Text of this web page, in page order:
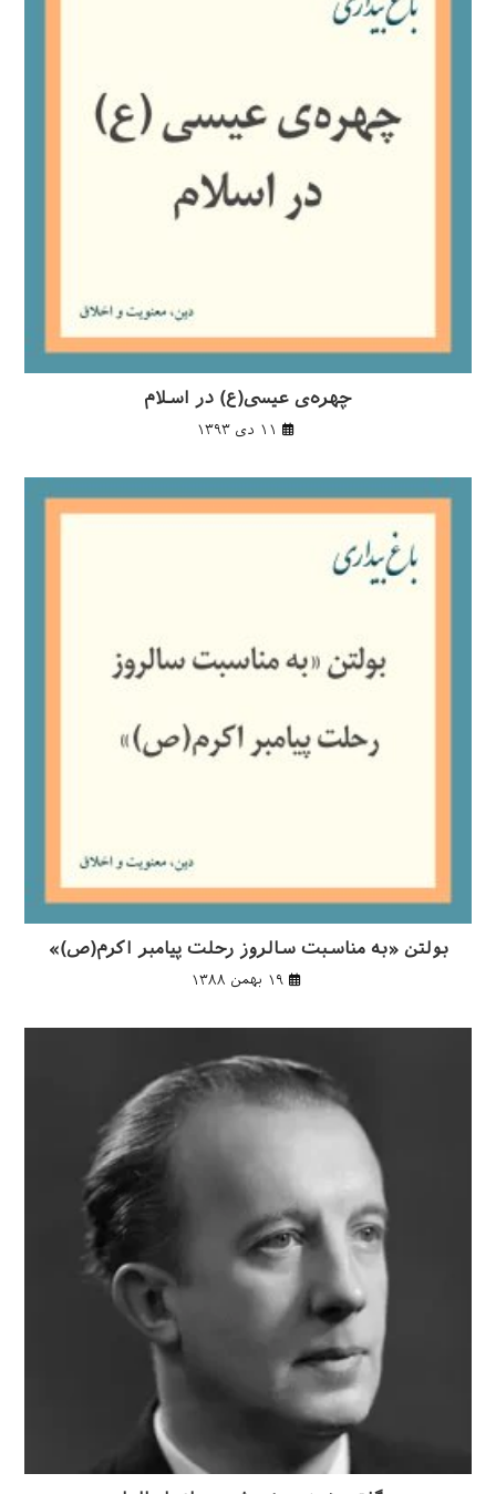
چهره‌ی عیسی(ع) در اسلام
۱۱ دی ۱۳۹۳
بولتن «به مناسبت سالروز رحلت پيامبر اكرم(ص)»
۱۹ بهمن ۱۳۸۸